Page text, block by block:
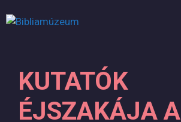
KUTATÓK
ÉJSZAKÁJA A